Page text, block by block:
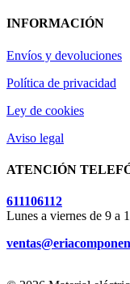
INFORMACIÓN
Envíos y devoluciones
Política de privacidad
Ley de cookies
Aviso legal
ATENCIÓN
611106112
Lunes a viernes de 9 a